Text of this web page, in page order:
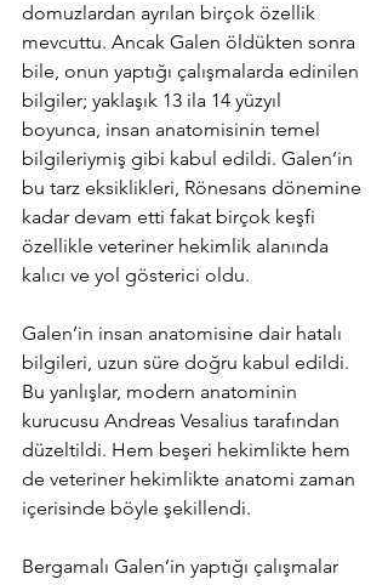
domuzlardan ayrılan birçok özellik
mevcuttu. Ancak Galen öldükten sonra
bile, onun yaptığı çalışmalarda edinilen
bilgiler; yaklaşık 13 ila 14 yüzyıl
boyunca, insan anatomisinin temel
bilgileriymiş gibi kabul edildi. Galen’in
bu tarz eksiklikleri, Rönesans dönemine
kadar devam etti fakat birçok keşfi
özellikle veteriner hekimlik alanında
kalıcı ve yol gösterici oldu.
Galen’in insan anatomisine dair hatalı
bilgileri, uzun süre doğru kabul edildi.
Bu yanlışlar, modern anatominin
kurucusu Andreas Vesalius tarafından
düzeltildi. Hem beşeri hekimlikte hem
de veteriner hekimlikte anatomi zaman
içerisinde böyle şekillendi.
Bergamalı Galen’in yaptığı çalışmalar